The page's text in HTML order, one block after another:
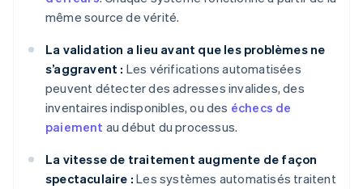
même source de vérité.
La validation a lieu avant que les problèmes ne
s’aggravent : Les vérifications automatisées
peuvent détecter des adresses invalides, des
inventaires indisponibles, ou des échecs de
paiement au début du processus.
La vitesse de traitement augmente de façon
spectaculaire : Les systèmes automatisés traitent